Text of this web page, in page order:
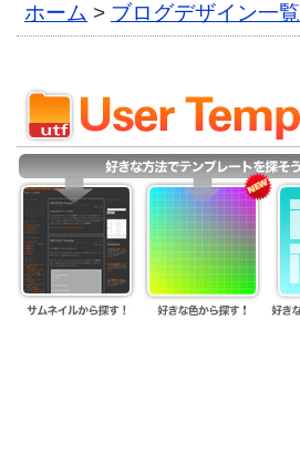
ホーム > ブログデザイン一覧